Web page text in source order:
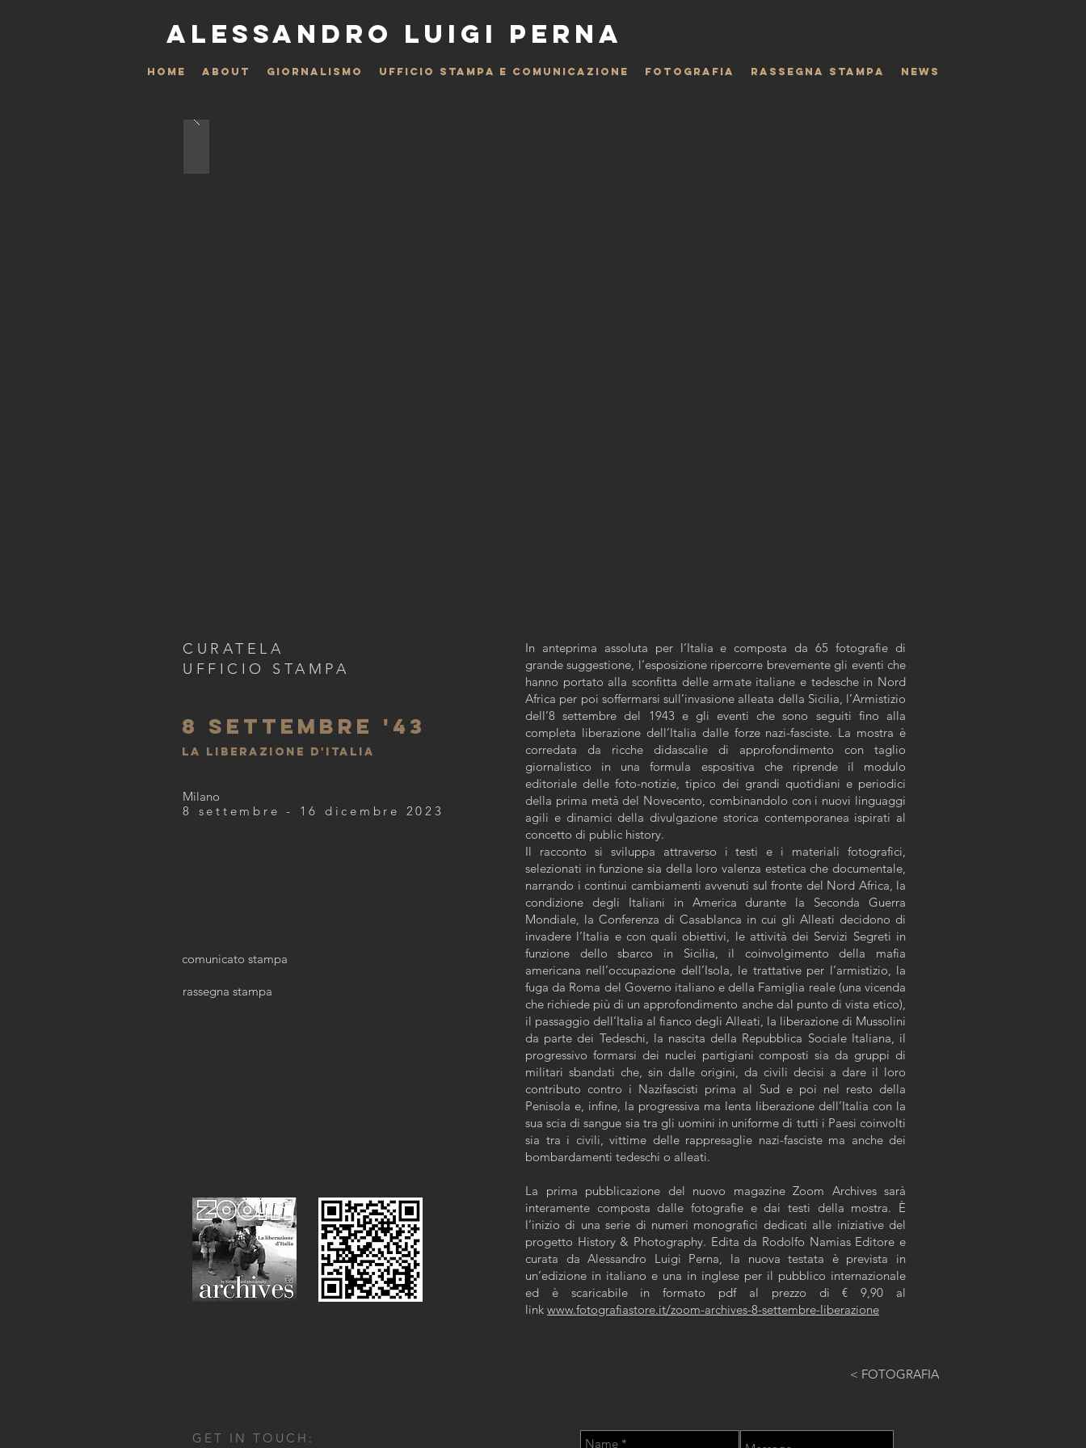
ALESSANDRO LUIGI PERNA
HOME ABOUT GIORNALISMO UFFICIO STAMPA E COMUNICAZIONE FOTOGRAFIA RASSEGNA STAMPA NEWS
CURATELA
UFFICIO STAMPA
8 settembre '43
la liberazione d'italia
Milano
8 settembre - 16 dicembre 2023
comunicato stampa
rassegna stampa
In anteprima assoluta per l’Italia e composta da 65 fotografie di
grande suggestione, l’esposizione ripercorre brevemente gli eventi che
hanno portato alla sconfitta delle armate italiane e tedesche in Nord
Africa per poi soffermarsi sull’invasione alleata della Sicilia, l’Armistizio
dell’8 settembre del 1943 e gli eventi che sono seguiti fino alla
completa liberazione dell’Italia dalle forze nazi-fasciste. La mostra è
corredata da ricche didascalie di approfondimento con taglio
giornalistico in una formula espositiva che riprende il modulo
editoriale delle foto-notizie, tipico dei grandi quotidiani e periodici
della prima metà del Novecento, combinandolo con i nuovi linguaggi
agili e dinamici della divulgazione storica contemporanea ispirati al
concetto di public history.
Il racconto si sviluppa attraverso i testi e i materiali fotografici,
selezionati in funzione sia della loro valenza estetica che documentale,
narrando i continui cambiamenti avvenuti sul fronte del Nord Africa, la
condizione degli Italiani in America durante la Seconda Guerra
Mondiale, la Conferenza di Casablanca in cui gli Alleati decidono di
invadere l’Italia e con quali obiettivi, le attività dei Servizi Segreti in
funzione dello sbarco in Sicilia, il coinvolgimento della mafia
americana nell’occupazione dell’Isola, le trattative per l’armistizio, la
fuga da Roma del Governo italiano e della Famiglia reale (una vicenda
che richiede più di un approfondimento anche dal punto di vista etico),
il passaggio dell’Italia al fianco degli Alleati, la liberazione di Mussolini
da parte dei Tedeschi, la nascita della Repubblica Sociale Italiana, il
progressivo formarsi dei nuclei partigiani composti sia da gruppi di
militari sbandati che, sin dalle origini, da civili decisi a dare il loro
contributo contro i Nazifascisti prima al Sud e poi nel resto della
Penisola e, infine, la progressiva ma lenta liberazione dell’Italia con la
sua scia di sangue sia tra gli uomini in uniforme di tutti i Paesi coinvolti
sia tra i civili, vittime delle rappresaglie nazi-fasciste ma anche dei
bombardamenti tedeschi o alleati.
La prima pubblicazione del nuovo magazine Zoom Archives sarà
interamente composta dalle fotografie e dai testi della mostra. È
l’inizio di una serie di numeri monografici dedicati alle iniziative del
progetto History & Photography. Edita da Rodolfo Namias Editore e
curata da Alessandro Luigi Perna, la nuova testata è prevista in
un’edizione in italiano e una in inglese per il pubblico internazionale
ed è scaricabile in formato pdf al prezzo di € 9,90 al
link www.fotografiastore.it/zoom-archives-8-settembre-liberazione
< FOTOGRAFIA
GET IN TOUCH: CONTACT ME: